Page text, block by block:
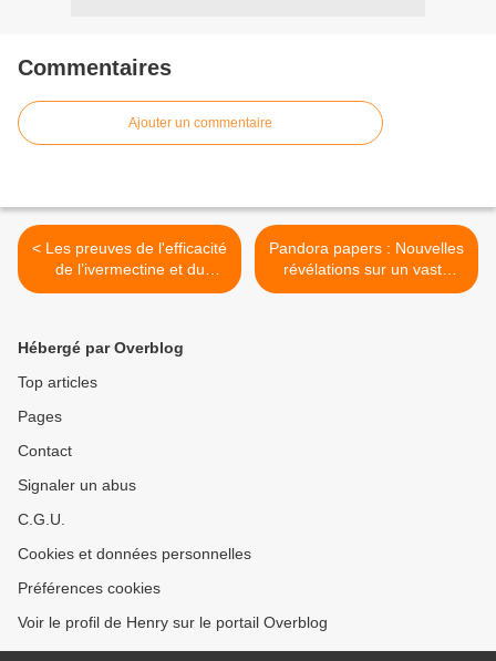
Commentaires
Ajouter un commentaire
< Les preuves de l'efficacité
de l’ivermectine et du
COVID-19
Pandora papers : Nouvelles
révélations sur un vaste
système d'évasion fiscale
Hébergé par Overblog
Top articles
Pages
Contact
Signaler un abus
C.G.U.
Cookies et données personnelles
Préférences cookies
Voir le profil de Henry sur le portail Overblog